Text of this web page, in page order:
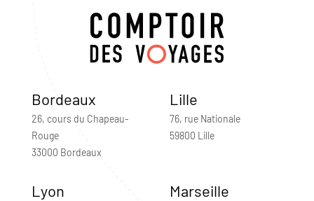
Bordeaux
26, cours du Chapeau-
Rouge
33000 Bordeaux
Lille
76, rue Nationale
59800 Lille
Lyon Marseille